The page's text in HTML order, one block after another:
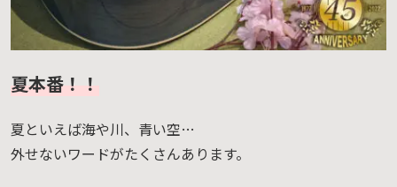
夏本番！！
夏といえば海や川、青い空…
外せないワードがたくさんあります。